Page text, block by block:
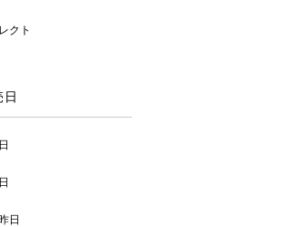
クト
日
日